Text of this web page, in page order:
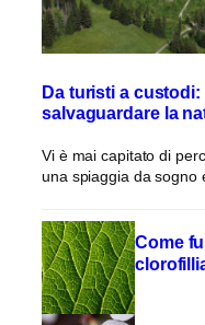
Da turisti a
salvaguardare la
Vi è mai capitato di
una spiaggia da
Come